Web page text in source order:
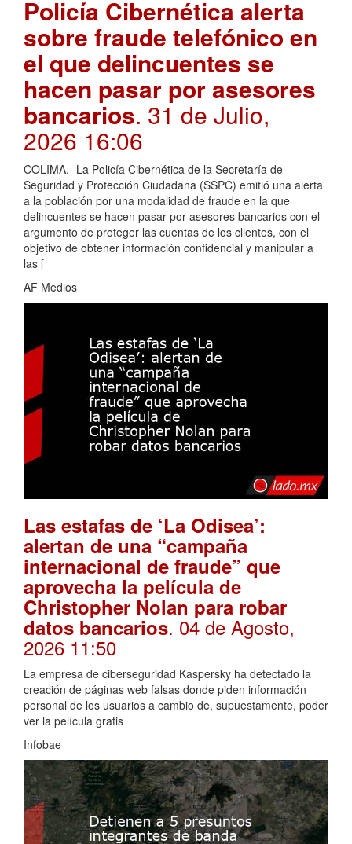
Policía Cibernética alerta
sobre fraude telefónico en
el que delincuentes se
hacen pasar por asesores
bancarios. 31 de Julio,
2026 16:06
COLIMA.- La Policía Cibernética de la Secretaría de
Seguridad y Protección Ciudadana (SSPC) emitió una alerta
a la población por una modalidad de fraude en la que
delincuentes se hacen pasar por asesores bancarios con el
argumento de proteger las cuentas de los clientes, con el
objetivo de obtener información confidencial y manipular a
las [
AF Medios
Las estafas de ‘La Odisea’:
alertan de una “campaña
internacional de fraude” que
aprovecha la película de
Christopher Nolan para robar
datos bancarios. 04 de Agosto,
2026 11:50
La empresa de ciberseguridad Kaspersky ha detectado la
creación de páginas web falsas donde piden información
personal de los usuarios a cambio de, supuestamente, poder
ver la película gratis
Infobae